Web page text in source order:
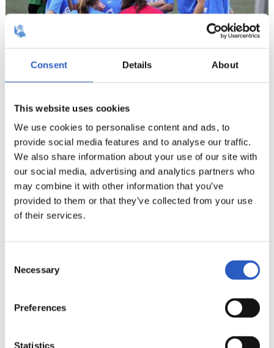
Consent Details About
This website uses cookies
We use cookies to personalise content and ads, to
provide social media features and to analyse our traffic.
We also share information about your use of our site with
our social media, advertising and analytics partners who
may combine it with other information that you’ve
provided to them or that they’ve collected from your use
of their services.
Selection
Necessary
Preferences
Statistics
20
21